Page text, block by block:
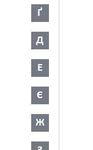
Ґ
Д
Е
Є
Ж